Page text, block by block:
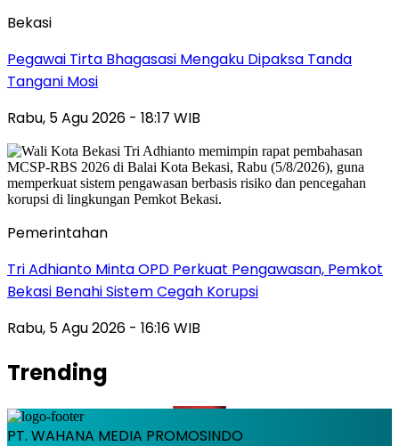
Bekasi
Pegawai Tirta Bhagasasi Mengaku Dipaksa Tanda
Tangani Mosi
Rabu, 5 Agu 2026 - 18:17 WIB
Pemerintahan
Tri Adhianto Minta OPD Perkuat Pengawasan, Pemkot
Bekasi Benahi Sistem Cegah Korupsi
Rabu, 5 Agu 2026 - 16:16 WIB
Trending
PT. WAHANA MEDIA PROMOSINDO